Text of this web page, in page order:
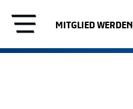
MITGLIED WERDEN